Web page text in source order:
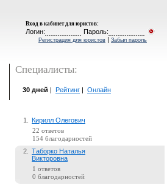
Вход в кабинет для юристов:
Логин: Пароль:
Регистрация для юристов | Забыл пароль
Специалисты:
30 дней Рейтинг Онлайн
1. Кирилл Олегович
22 ответов
154 благодарностей
2.
Таборко Наталья
Викторовна
1 ответов
0 благодарностей